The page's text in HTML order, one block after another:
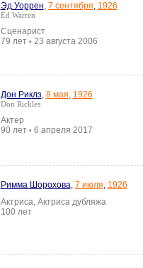
Эд Уоррен, 7 сентября, 1926
Ed Warren
Сценарист
79 лет • 23 августа 2006
Дон Риклз, 8 мая, 1926
Don Rickles
Актер
90 лет • 6 апреля 2017
Римма Шорохова, 7 июля, 1926
Актриса, Актриса дубляжа
100 лет